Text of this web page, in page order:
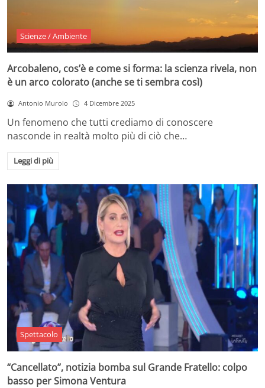
Scienze / Ambiente
Arcobaleno, cos’è e come si forma: la scienza rivela, non
è un arco colorato (anche se ti sembra così)
Antonio Murolo 4 Dicembre 2025
Un fenomeno che tutti crediamo di conoscere
nasconde in realtà molto più di ciò che…
Leggi di più
Spettacolo
“Cancellato”, notizia bomba sul Grande Fratello: colpo
basso per Simona Ventura